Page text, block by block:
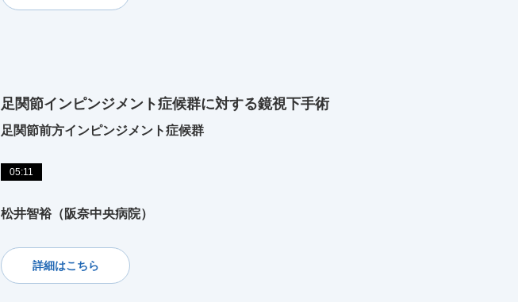
足関節インピンジメント症候群に対する鏡視下手術
足関節前方インピンジメント症候群
05:11
松井智裕（阪奈中央病院）
詳細はこちら